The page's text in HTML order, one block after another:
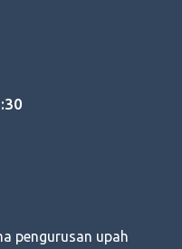
pengurusan upah